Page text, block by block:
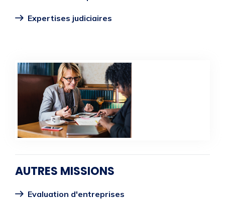
Expertises judiciaires
AUTRES MISSIONS
Evaluation d'entreprises